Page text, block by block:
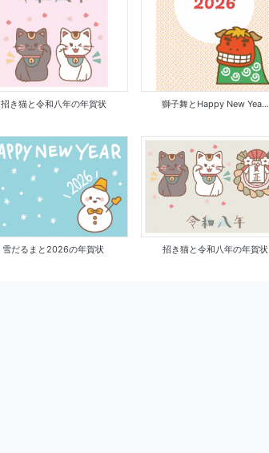
招き猫と令和八年の年賀状 獅子舞とHappy New Yea...
雪だるまと2026の年賀状 招き猫と令和八年の年賀状